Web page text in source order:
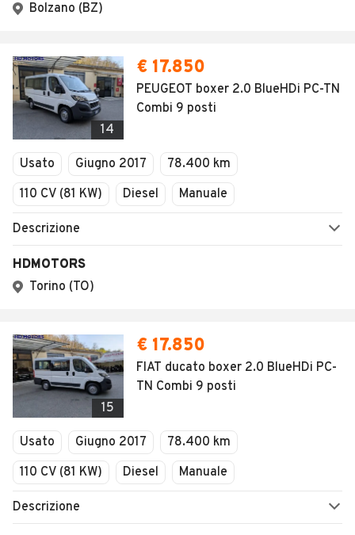
Bolzano (BZ)
14
€ 17.850
PEUGEOT boxer 2.0 BlueHDi PC-TN
Combi 9 posti
Usato Giugno 2017
78.400 km
110 CV (81 KW)
Diesel Manuale
Descrizione
HDMOTORS
Torino (TO)
15
€ 17.850
FIAT ducato boxer 2.0 BlueHDi PC-
TN Combi 9 posti
Usato Giugno 2017
78.400 km
110 CV (81 KW)
Diesel Manuale
Descrizione